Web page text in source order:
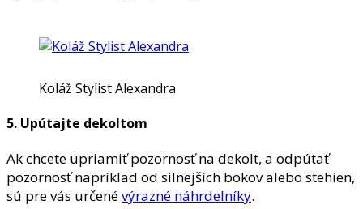
Koláž Stylist Alexandra
5. Upútajte dekoltom
Ak chcete upriamiť pozornosť na dekolt, a odpútať
pozornosť napríklad od silnejších bokov alebo stehien,
sú pre vás určenévýrazné náhrdelníky.